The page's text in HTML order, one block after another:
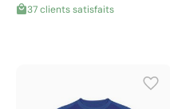
37 clients satisfaits